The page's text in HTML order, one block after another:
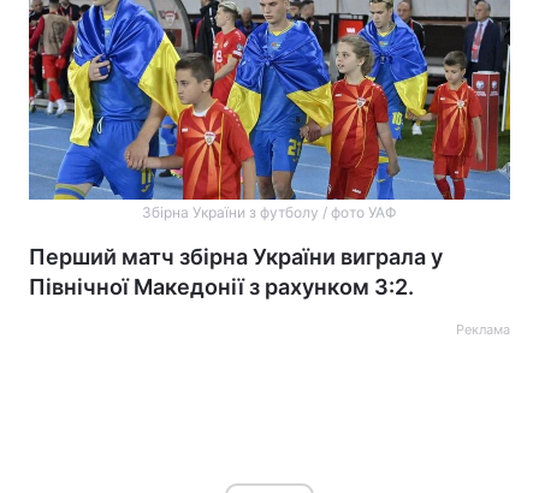
Збірна України з футболу / фото УАФ
Перший матч збірна України виграла у
Північної Македонії з рахунком 3:2.
Реклама